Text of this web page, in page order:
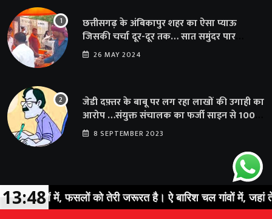
छत्तीसगढ़ के अंबिकापुर शहर का ऐसा प्याऊ
जिसकी चर्चा दूर-दूर तक… सात समुंदर पार
अमेरिका से भी पहुंचा सहयोग
26 MAY 2024
जेडी दफ़्तर के बाबू पर लग रहा लाखों की उगाही का
आरोप …संयुक्त संचालक का फर्जी साइन से 100
शिक्षकों क़ो थमाया संशोधन आदेश
8 SEPTEMBER 2023
में, फसलों को तेरी जरूरत है। ऐ बारिश चल गांवों में, जहां तेरी
13:48